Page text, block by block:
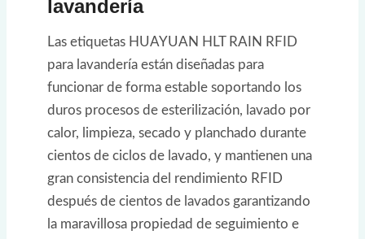
lavandería
Las etiquetas HUAYUAN HLT RAIN RFID
para lavandería están diseñadas para
funcionar de forma estable soportando los
duros procesos de esterilización, lavado por
calor, limpieza, secado y planchado durante
cientos de ciclos de lavado, y mantienen una
gran consistencia del rendimiento RFID
después de cientos de lavados garantizando
la maravillosa propiedad de seguimiento e